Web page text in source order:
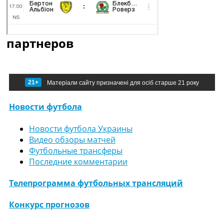
партнеров
21+ Матеріали сайту призначені для осіб старше 21 року
Новости футбола
Новости футбола Украины
Видео обзоры матчей
Футбольные трансферы
Последние комментарии
Телепрограмма футбольных трансляций
Конкурс прогнозов